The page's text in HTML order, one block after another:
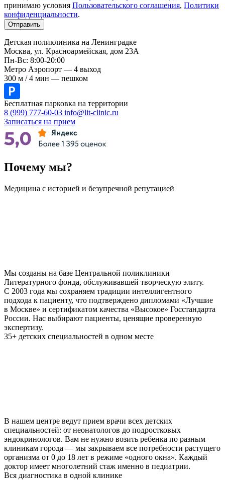
принимаю условия Пользовательского соглашения, Политики
конфиденциальности.
Детская поликлиника на Ленинградке
Москва, ул. Красноармейская, дом 23А
Пн-Вс: 8:00-20:00
Метро Аэропорт — 4 выход
300 м / 4 мин — пешком
Бесплатная парковка на территории
8 (999) 777-60-03 info@lit-clinic.ru
Записаться на прием
Почему мы?
Медицина с историей и безупречной репутацией
Мы созданы на базе Центральной поликлиники
Литературного фонда, обслуживавшей творческую элиту.
С 2003 года мы сохраняем традиции интеллигентного
подхода к пациенту, что подтверждено дипломами «Лучшие
в Москве» и сертификатом качества «Высокое» Госстандарта
России. Нас выбирают пациенты, ценящие проверенную
экспертизу.
35+ детских специальностей в одном месте
В нашем центре ведут прием врачи всех детских
специальностей: от неонатологов до подростковых
эндокринологов. Вам не нужно возить ребенка по разным
клиникам города — мы закрываем все потребности растущего
организма от 0 до 18 лет в режиме «одного окна». Каждый
доктор имеет многолетний стаж именно в педиатрии.
Вся диагностика в одной клинике